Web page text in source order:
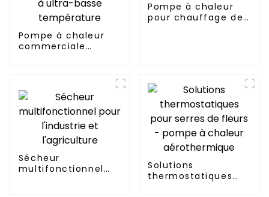
Pompe à chaleur
commerciale
d'inverseur à ultra-
basse température
Pompe à chaleur
pour chauffage de
Sécheur
multifonctionnel
Solutions
thermostatiques